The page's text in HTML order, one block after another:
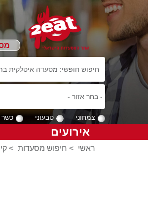
צמחוני טבעוני כשר
אירועים
ראשי > חיפוש מסעדות >